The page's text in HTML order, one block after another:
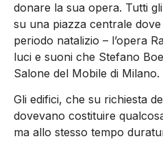
donare la sua opera. Tutti
su una piazza centrale
periodo natalizio – l’opera
luci e suoni che Stefano
Salone del Mobile di Milano.
Gli edifici, che su richiesta
dovevano costituire
ma allo stesso tempo